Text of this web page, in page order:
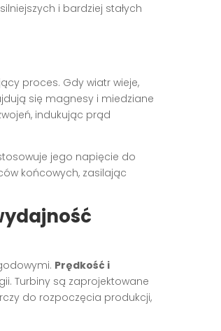
i bardziej stałych
proces. Gdy wiatr wieje,
się magnesy i miedziane
indukując prąd
jego napięcie do
końcowych, zasilając
Prędkość i
Turbiny są zaprojektowane
do rozpoczęcia produkcji,